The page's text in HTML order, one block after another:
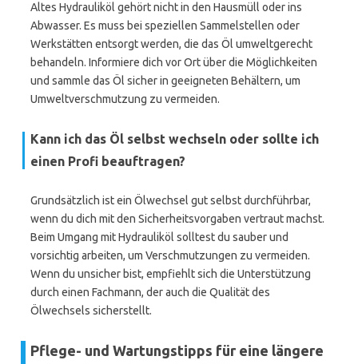
Altes Hydrauliköl gehört nicht in den Hausmüll oder ins
Abwasser. Es muss bei speziellen Sammelstellen oder
Werkstätten entsorgt werden, die das Öl umweltgerecht
behandeln. Informiere dich vor Ort über die Möglichkeiten
und sammle das Öl sicher in geeigneten Behältern, um
Umweltverschmutzung zu vermeiden.
Kann ich das Öl selbst wechseln oder sollte ich
einen Profi beauftragen?
Grundsätzlich ist ein Ölwechsel gut selbst durchführbar,
wenn du dich mit den Sicherheitsvorgaben vertraut machst.
Beim Umgang mit Hydrauliköl solltest du sauber und
vorsichtig arbeiten, um Verschmutzungen zu vermeiden.
Wenn du unsicher bist, empfiehlt sich die Unterstützung
durch einen Fachmann, der auch die Qualität des
Ölwechsels sicherstellt.
Pflege- und Wartungstipps für eine längere